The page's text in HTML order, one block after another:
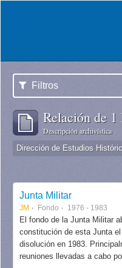
Filtros
Relación de 1
Descripción archivística
Junta Militar
JM Fondo 1976 - 1983
El fondo de la Junta Militar
constitución de esta Junta
disolución en 1983.
reuniones llevadas a cabo